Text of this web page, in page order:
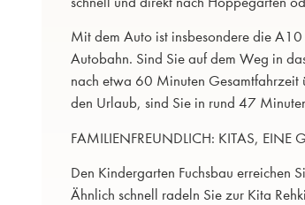
Mit dem Auto ist insbesondere die
Autobahn. Sind Sie auf dem Weg in
nach etwa 60 Minuten Gesamtfahrzeit
den Urlaub, sind Sie in rund 47
FAMILIENFREUNDLICH: KITAS, EINE
Den Kindergarten Fuchsbau erreichen
Ähnlich schnell radeln Sie zur Kita